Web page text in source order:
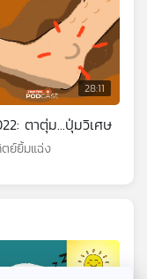
28:11
ตาตุ่ม...ปุ่มวิเศษ
ย์ยิ้มแฉ่ง